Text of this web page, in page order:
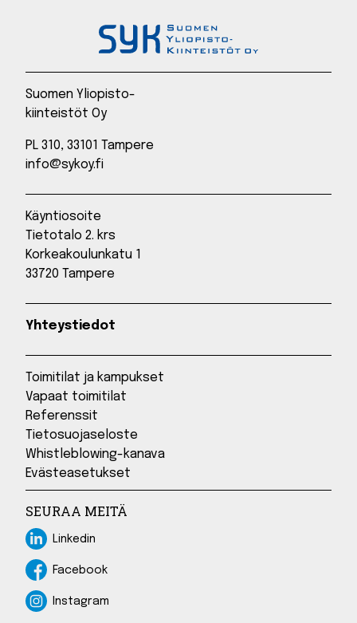
Suomen Yliopisto-
kiinteistöt Oy
PL 310, 33101 Tampere
info@sykoy.fi
Käyntiosoite
Tietotalo 2. krs
Korkeakoulunkatu 1
33720 Tampere
Yhteystiedot
Toimitilat ja kampukset
Vapaat toimitilat
Referenssit
Tietosuojaseloste
Whistleblowing-kanava
Evästeasetukset
SEURAA MEITÄ
LinkedinLinkedin
Facebook
Facebook
Instagram
Instagram